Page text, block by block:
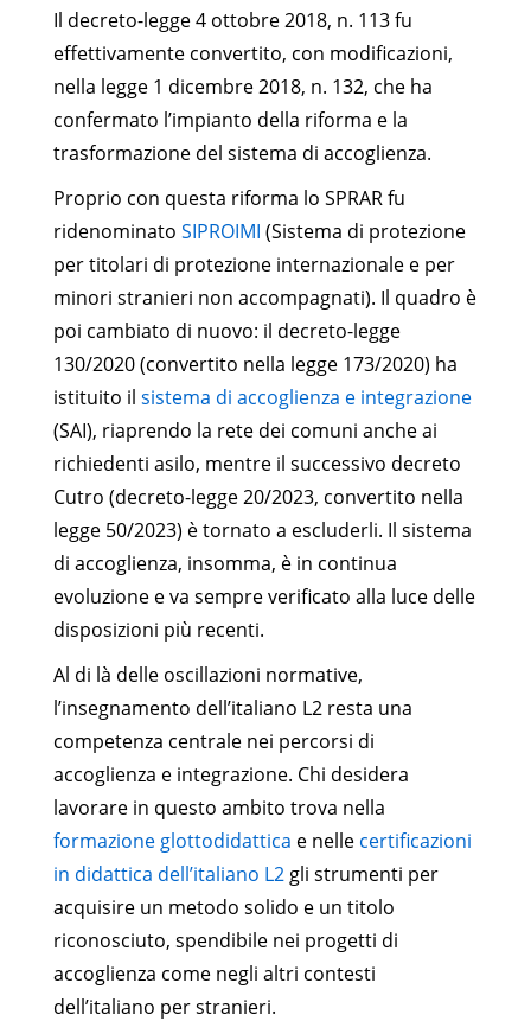
Il decreto-legge 4 ottobre 2018, n. 113 fu
effettivamente convertito, con modificazioni,
nella legge 1 dicembre 2018, n. 132, che ha
confermato l’impianto della riforma e la
trasformazione del sistema di accoglienza.
Proprio con questa riforma lo SPRAR fu
ridenominato SIPROIMI (Sistema di protezione
per titolari di protezione internazionale e per
minori stranieri non accompagnati). Il quadro è
poi cambiato di nuovo: il decreto-legge
130/2020 (convertito nella legge 173/2020) ha
istituito il sistema di accoglienza e integrazione
(SAI), riaprendo la rete dei comuni anche ai
richiedenti asilo, mentre il successivo decreto
Cutro (decreto-legge 20/2023, convertito nella
legge 50/2023) è tornato a escluderli. Il sistema
di accoglienza, insomma, è in continua
evoluzione e va sempre verificato alla luce delle
disposizioni più recenti.
Al di là delle oscillazioni normative,
l’insegnamento dell’italiano L2 resta una
competenza centrale nei percorsi di
accoglienza e integrazione. Chi desidera
lavorare in questo ambito trova nella
formazione glottodidattica e nelle certificazioni
in didattica dell’italiano L2 gli strumenti per
acquisire un metodo solido e un titolo
riconosciuto, spendibile nei progetti di
accoglienza come negli altri contesti
dell’italiano per stranieri.